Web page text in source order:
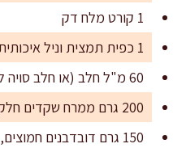
1 קורט מלח דק
1 כפית תמצית וניל איכותית
60 מ"ל חלב (או חלב סויה למנה פרווה)
200 גרם ממרח שקדים חלק (טבעי ללא תוספת סוכר)
150 גרם דובדבנים